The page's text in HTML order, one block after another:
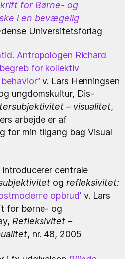
for Børne- og
i en bevægelig
Universitetsforlag
Antropologen Richard
for kollektiv
v. Lars Henningsen
ungdomskultur, Dis-
– visualitet,
arbejde er af
for min tilgang bag Visual
centrale
og refleksivitet:
opbrud' v. Lars
for børne- og
Refleksivitet –
, nr. 48, 2005